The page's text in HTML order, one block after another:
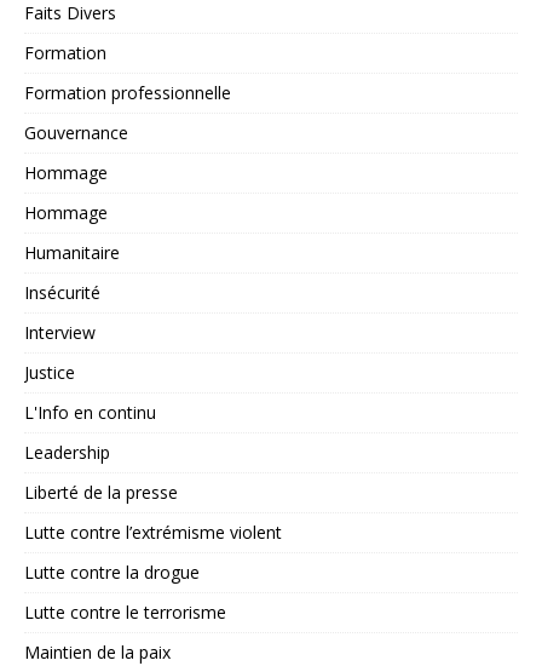
Faits Divers
Formation
Formation professionnelle
Gouvernance
Hommage
Hommage
Humanitaire
Insécurité
Interview
Justice
L'Info en continu
Leadership
Liberté de la presse
Lutte contre l’extrémisme violent
Lutte contre la drogue
Lutte contre le terrorisme
Maintien de la paix